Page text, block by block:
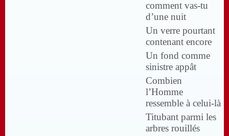
comment vas-tu
d’une nuit
Un verre pourtant
contenant encore
Un fond comme
sinistre appât
Combien
l’Homme
ressemble à celui-là
Titubant parmi les
arbres rouillés